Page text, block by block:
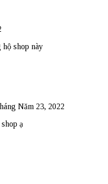
hộ shop này
Năm 23, 2022
ạ